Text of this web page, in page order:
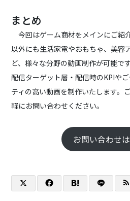
まとめ
今回はゲーム商材をメインにご紹
以外にも生活家電やおもちゃ、美容
ど、様々な分野の動画制作が可能で
配信ターゲット層・配信時のKPIや
ティの高い動画を制作いたします。
軽にお問い合わせください。
お問い合わせ